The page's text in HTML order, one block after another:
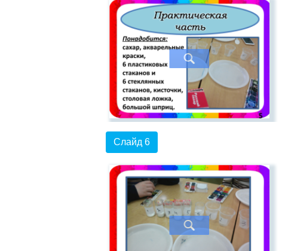
Слайд 6